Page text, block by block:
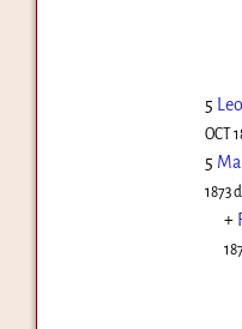
5
OCT
5
1873
+